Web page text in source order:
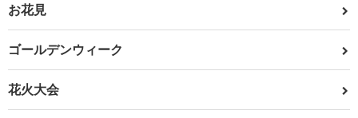
お花見
ゴールデンウィーク
花火大会